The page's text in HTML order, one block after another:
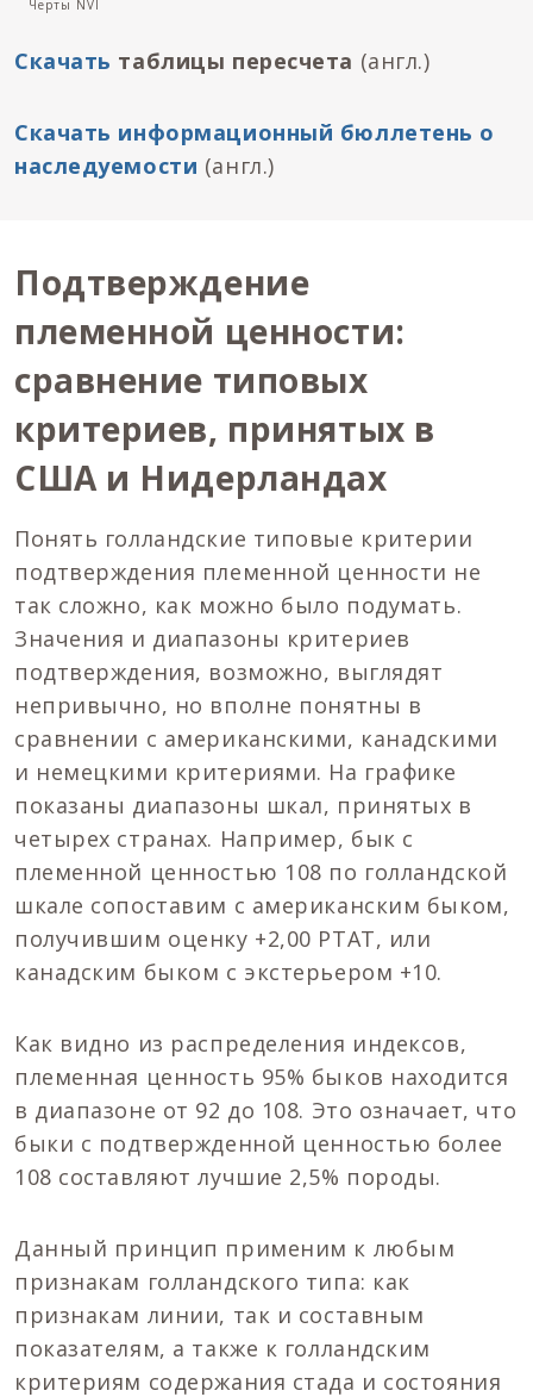
Черты NVI
Скачать таблицы пересчета (англ.)
Скачать информационный бюллетень о
наследуемости (англ.)
Подтверждение
племенной ценности:
сравнение типовых
критериев, принятых в
США и Нидерландах
Понять голландские типовые критерии
подтверждения племенной ценности не
так сложно, как можно было подумать.
Значения и диапазоны критериев
подтверждения, возможно, выглядят
непривычно, но вполне понятны в
сравнении с американскими, канадскими
и немецкими критериями. На графике
показаны диапазоны шкал, принятых в
четырех странах. Например, бык с
племенной ценностью 108 по голландской
шкале сопоставим с американским быком,
получившим оценку +2,00 PTAT, или
канадским быком с экстерьером +10.
Как видно из распределения индексов,
племенная ценность 95% быков находится
в диапазоне от 92 до 108. Это означает, что
быки с подтвержденной ценностью более
108 составляют лучшие 2,5% породы.
Данный принцип применим к любым
признакам голландского типа: как
признакам линии, так и составным
показателям, а также к голландским
критериям содержания стада и состояния